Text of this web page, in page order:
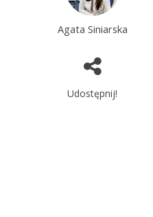
Agata Siniarska
Udostępnij!